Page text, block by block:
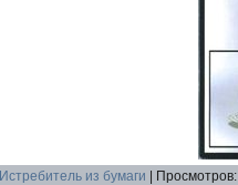
Истребитель из бумаги Просмотров: